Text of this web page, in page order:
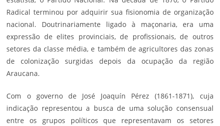
Radical terminou por adquirir sua fisionomia de organização
nacional. Doutrinariamente ligado à maçonaria, era uma
expressão de elites provinciais, de profissionais, de outros
setores da classe média, e também de agricultores das zonas
de colonização surgidas depois da ocupação da região
Araucana.
Com o governo de José Joaquín Pérez (1861-1871), cuja
indicação representou a busca de uma solução consensual
entre os grupos políticos que representavam os setores